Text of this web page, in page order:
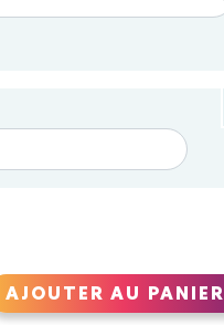
AJOUTER AU PANIER